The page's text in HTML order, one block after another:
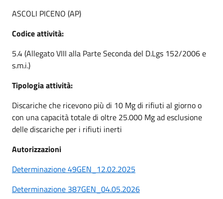
ASCOLI PICENO (AP)
Codice attività:
5.4 (Allegato VIII alla Parte Seconda del D.Lgs 152/2006 e
s.m.i.)
Tipologia attività:
Discariche che ricevono più di 10 Mg di rifiuti al giorno o
con una capacità totale di oltre 25.000 Mg ad esclusione
delle discariche per i rifiuti inerti
Autorizzazioni
Determinazione 49GEN_12.02.2025
Determinazione 387GEN_04.05.2026